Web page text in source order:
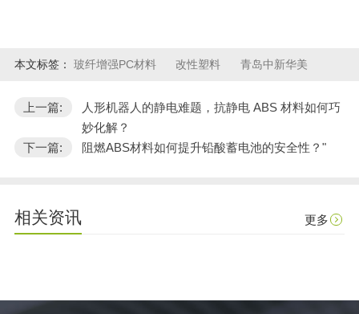
本文标签： 玻纤增强PC材料 改性塑料 青岛中新华美
上一篇:
人形机器人的静电难题，抗静电 ABS 材料如何巧
妙化解？
下一篇:
阻燃ABS材料如何提升铅酸蓄电池的安全性？"
相关资讯 更多